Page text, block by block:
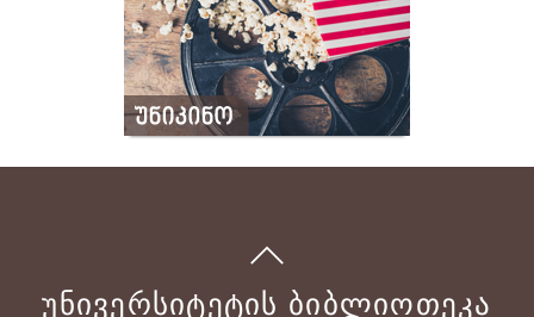
ᲣᲜᲘᲕᲔᲠᲡᲘᲢᲔᲢᲘᲡ ᲑᲘᲑᲚᲘᲝᲗᲔᲙᲐ